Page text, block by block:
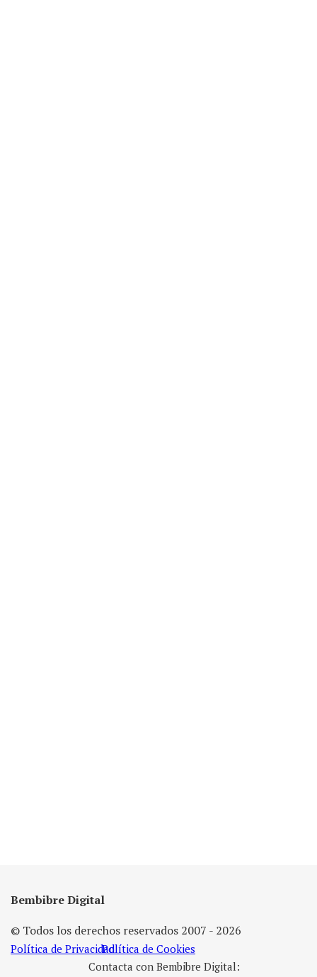
Bembibre Digital
© Todos los derechos reservados 2007 - 2026
Política de PrivacidadPolítica de Cookies
Contacta con Bembibre Digital: